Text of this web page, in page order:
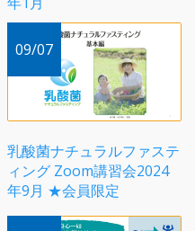
09/07
乳酸菌ナチュラルファステ
ィング Zoom講習会2024
年9月 ★会員限定